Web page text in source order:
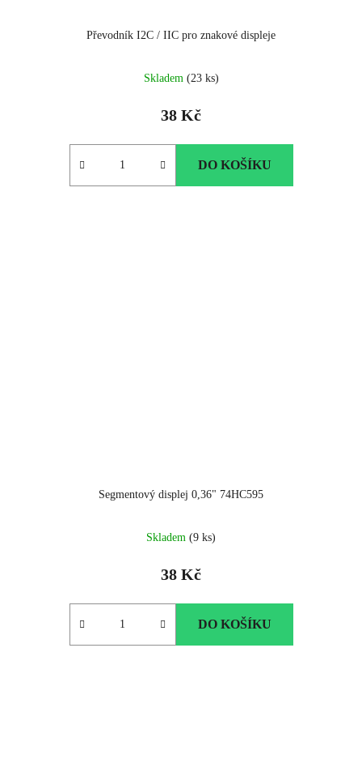
Převodník I2C / IIC pro znakové displeje
Skladem (23 ks)
38 Kč
DO KOŠÍKU
Segmentový displej 0,36" 74HC595
Skladem (9 ks)
38 Kč
DO KOŠÍKU